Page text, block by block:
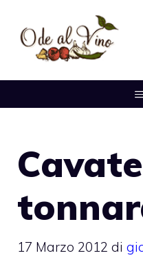
contenuto
17 Marzo 2012 di